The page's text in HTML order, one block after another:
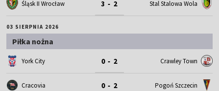
Śląsk II Wrocław 3 - 2 Stal Stalowa Wola
03 SIERPNIA 2026
Piłka nożna
York City 0 - 2 Crawley Town
Cracovia 0 - 2 Pogoń Szczecin